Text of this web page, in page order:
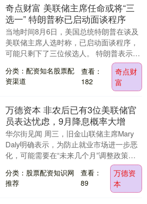
奇点财富 美联储主席任命或将“三
选一” 特朗普称已启动面谈程序
当地时间8月6日，美国总统特朗普在谈及
美联储主席人选时称，已启动面谈程序，
可能只剩下了三位候选人。 特朗普表示，
前美联储理事凯文·沃什和国家经济委员会
主任凯文·....
分类：配资知名股票配
资渠道
查看：
182
奇点财
富
万德资本 非农后已有3位美联储官
员表达忧虑，9月降息概率大增
华尔街见闻 周三，旧金山联储主席Mary
Daly明确表示，为防止就业市场进一步恶
化，可能需要在“未来几个月”调整政策。
同日，美联储理事库克和明尼阿波利斯联
储主....
分类：股票配资知识网
推荐
查看：
89
万德资
本